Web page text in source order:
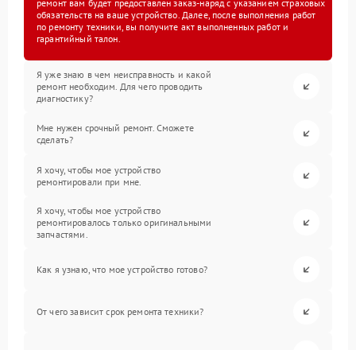
ремонт вам будет предоставлен заказ-наряд с указанием страховых
обязательств на ваше устройство. Далее, после выполнения работ
по ремонту техники, вы получите акт выполненных работ и
гарантийный талон.
Я уже знаю в чем неисправность и какой
ремонт необходим. Для чего проводить
диагностику?
Мне нужен срочный ремонт. Сможете
сделать?
Я хочу, чтобы мое устройство
ремонтировали при мне.
Я хочу, чтобы мое устройство
ремонтировалось только оригинальными
запчастями.
Как я узнаю, что мое устройство готово?
От чего зависит срок ремонта техники?